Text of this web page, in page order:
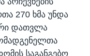
270 ხმა უნდა
დათვლა
საგანგებო